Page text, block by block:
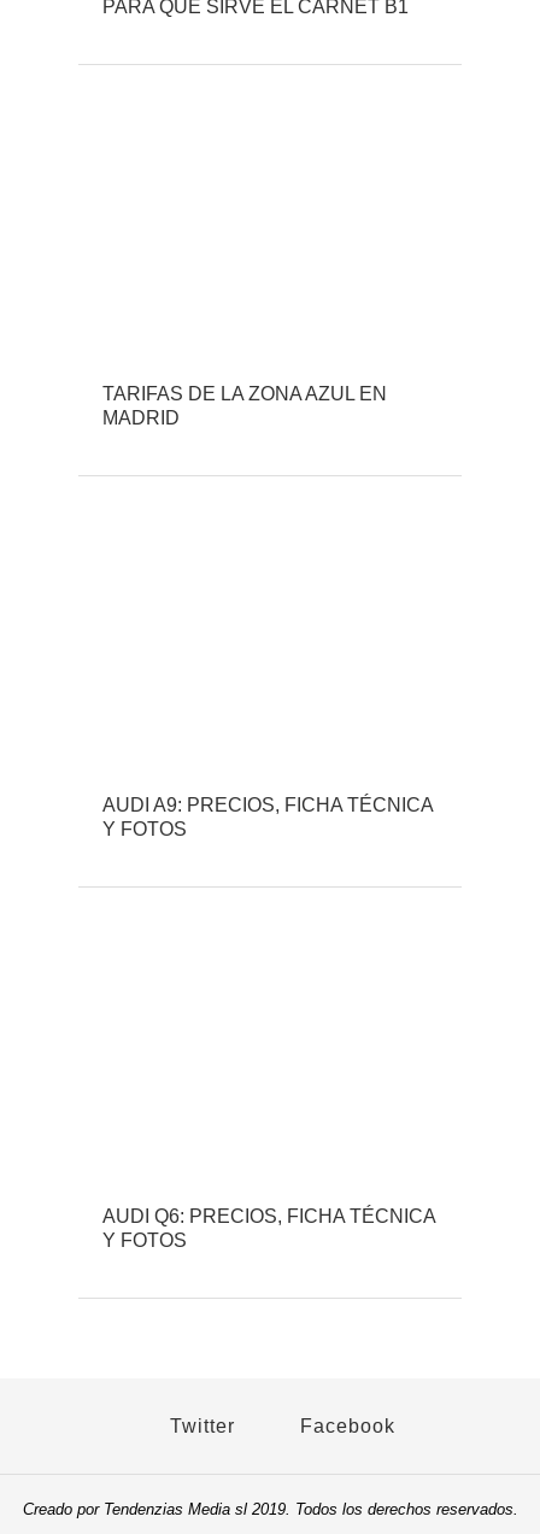
PARA QUÉ SIRVE EL CARNET B1
TARIFAS DE LA ZONA AZUL EN
MADRID
AUDI A9: PRECIOS, FICHA TÉCNICA
Y FOTOS
AUDI Q6: PRECIOS, FICHA TÉCNICA
Y FOTOS
Twitter Facebook
Creado por Tendenzias Media sl 2019. Todos los derechos reservados.